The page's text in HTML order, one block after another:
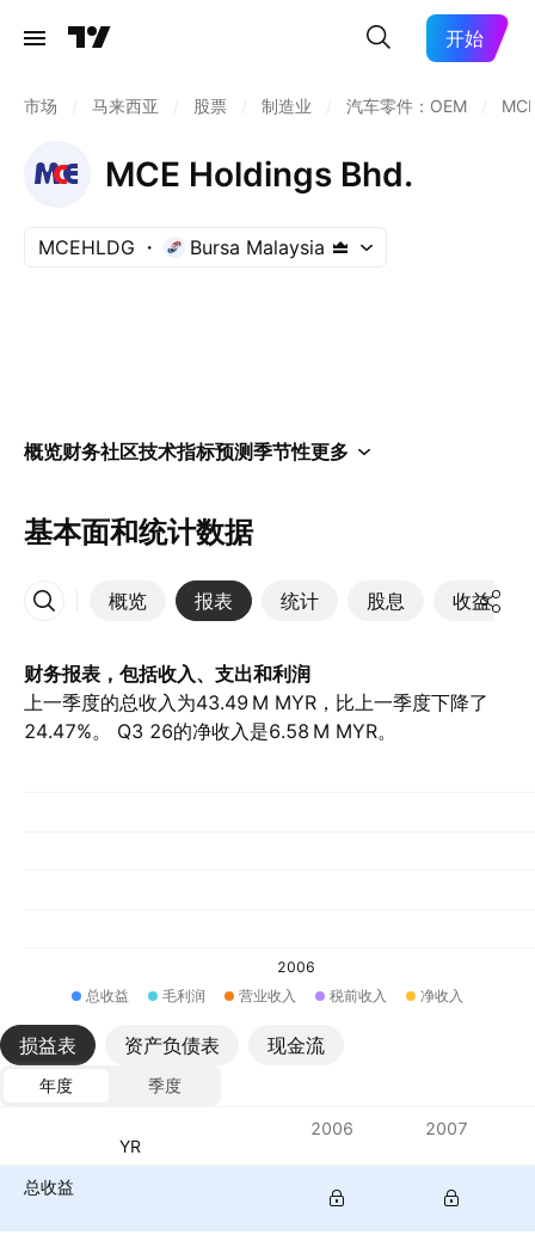
开始
市场 马来西亚 股票 制造业 汽车零件：OEM
MCE Holdings Bhd.
MCEHLDG Bursa Malaysia
概览财务社区技术指标预测季节性更多
基本面和统计数据
概览 报表 统计 股息 收益
更多
财务报表，包括收入、支出和利润
上一季度的总收入为‪43.49 M‬ MYR，比上一季度下降了
24.47%。 Q3 26的净收入是‪6.58 M‬ MYR。
2006
总收益
毛利润 营业收入 税前收入 净收入
损益表 资产负债表 现金流
年度
季度
货币：MYR
2006 2007
总收益